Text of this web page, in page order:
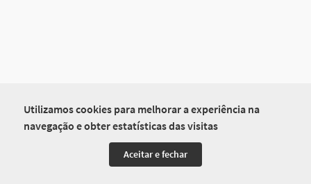
Utilizamos cookies para melhorar a experiência na
navegação e obter estatísticas das visitas
Aceitar e fechar